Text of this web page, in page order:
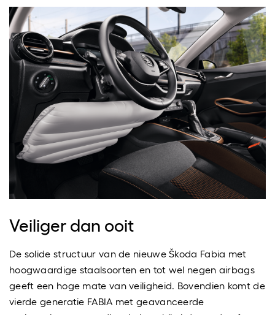
Veiliger dan ooit
De solide structuur van de nieuwe Škoda Fabia met
hoogwaardige staalsoorten en tot wel negen airbags
geeft een hoge mate van veiligheid. Bovendien komt de
vierde generatie FABIA met geavanceerde